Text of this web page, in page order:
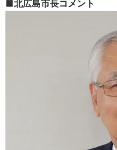
■北広島市長コメント